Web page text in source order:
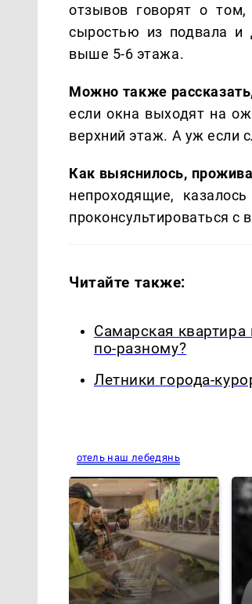
отзывов говорят о
сыростью из подвала
выше 5-6 этажа.
Можно также
если окна выходят на
верхний этаж. А уж если
Как выяснилось,
непроходящие,
проконсультироваться
Читайте также:
Самарская
по-разному?
Летники города-
отель наш лебедянь